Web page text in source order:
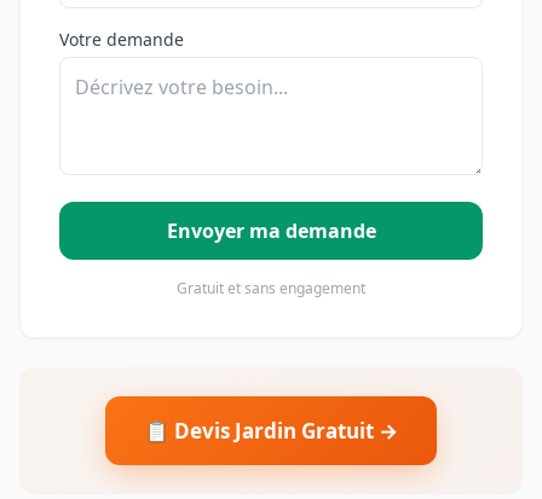
Votre demande
Envoyer ma demande
Gratuit et sans engagement
📋 Devis Jardin Gratuit →